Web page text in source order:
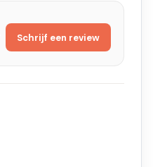
Schrijf een review